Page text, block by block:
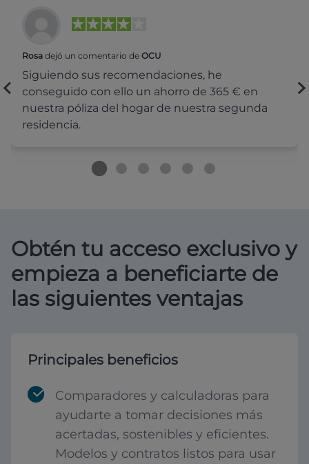
Rosa dejó un comentario de OCU
Siguiendo sus recomendaciones, he
conseguido con ello un ahorro de 365 € en
nuestra póliza del hogar de nuestra segunda
residencia.
Obtén tu acceso exclusivo y
empieza a beneficiarte de
las siguientes ventajas
Principales beneficios
Comparadores y calculadoras para
ayudarte a tomar decisiones más
acertadas, sostenibles y eficientes.
Modelos y contratos listos para usar